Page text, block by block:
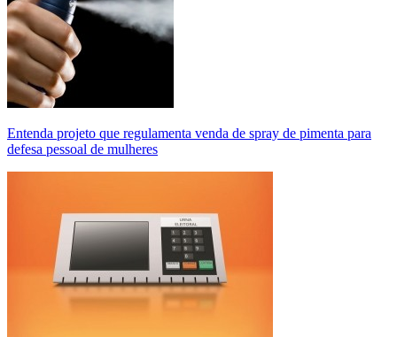
Entenda projeto que regulamenta venda de spray de pimenta para
defesa pessoal de mulheres